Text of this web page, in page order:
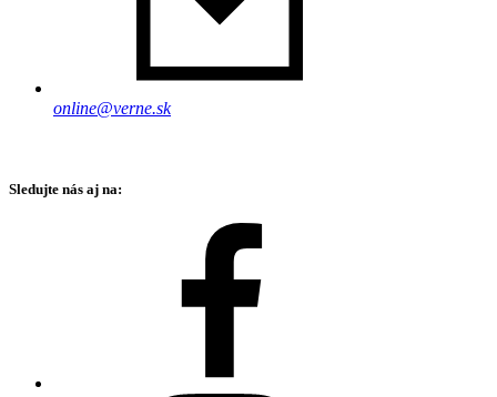
online@verne.sk
Sledujte nás aj na: